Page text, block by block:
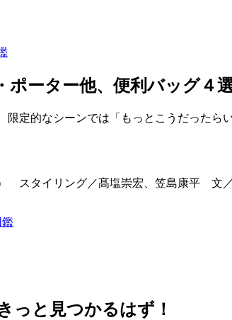
ポーター他、便利バッグ４
限定的なシーンでは「もっとこうだった
スタイリング／髙塩崇宏、笠島康平 文
鑑
っと見つかるはず！